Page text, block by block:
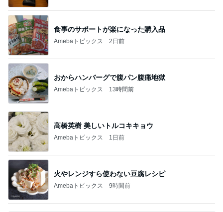
食事のサポートが楽になった購入品
Amebaトピックス 2日前
おからハンバーグで腹パン腹痛地獄
Amebaトピックス 13時間前
高橋英樹 美しいトルコキキョウ
Amebaトピックス 1日前
火やレンジすら使わない豆腐レシピ
Amebaトピックス 9時間前